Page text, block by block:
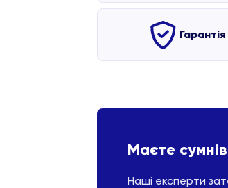
Гарантія
Маєте
Наші експерти